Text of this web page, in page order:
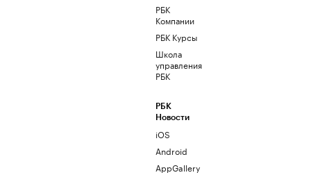
РБК
Компании
РБК Курсы
Школа
управления
РБК
РБК
Новости
iOS
Android
AppGallery